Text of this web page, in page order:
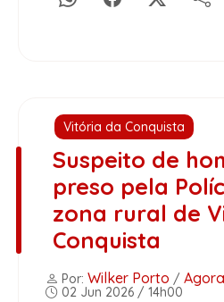
Vitória da Conquista
Suspeito de
preso pela
zona rural de
Conquista
Por: Wilker Porto /
02 Jun 2026 / 14h00